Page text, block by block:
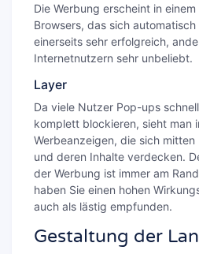
Die Werbung erscheint in
Browsers, das sich
einerseits sehr erfolgreich,
Internetnutzern sehr unbeliebt.
Layer
Da viele Nutzer Pop-ups
komplett blockieren, sieht man
Werbeanzeigen, die sich
und deren Inhalte verdecken.
der Werbung ist immer am
haben Sie einen hohen
auch als lästig empfunden.
Gestaltung der